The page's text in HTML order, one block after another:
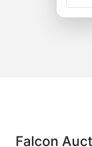
Falcon